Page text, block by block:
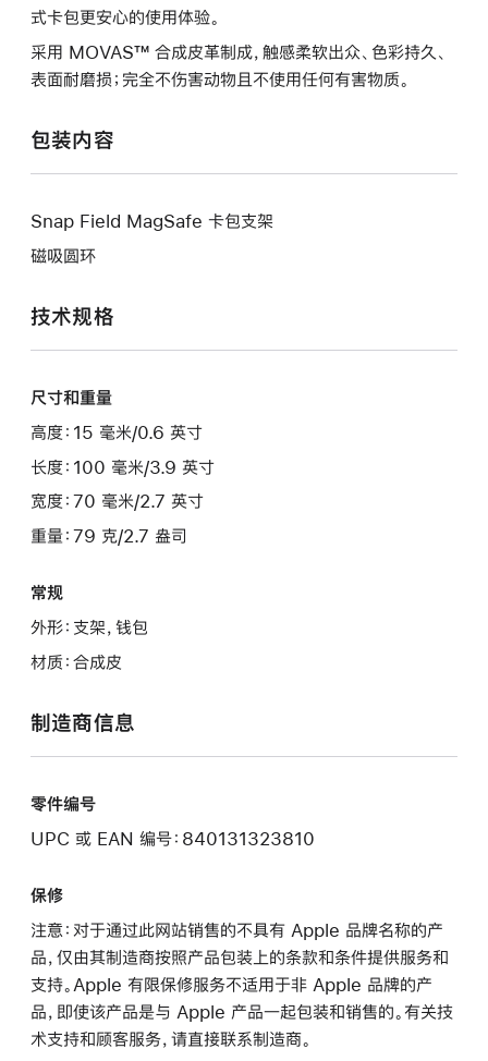
式卡包更安心的使用体验。
采用 MOVAS™ 合成皮革制成，触感柔软出众、色彩持久、
表面耐磨损；完全不伤害动物且不使用任何有害物质。
包装内容
Snap Field MagSafe 卡包支架
磁吸圆环
技术规格
尺寸和重量
高度：15 毫米/0.6 英寸
长度：100 毫米/3.9 英寸
宽度：70 毫米/2.7 英寸
重量：79 克/2.7 盎司
常规
外形：支架，钱包
材质：合成皮
制造商信息
零件编号
UPC 或 EAN 编号：840131323810
保修
注意：对于通过此网站销售的不具有 Apple 品牌名称的产
品，仅由其制造商按照产品包装上的条款和条件提供服务和
支持。Apple 有限保修服务不适用于非 Apple 品牌的产
品，即使该产品是与 Apple 产品一起包装和销售的。有关技
术支持和顾客服务，请直接联系制造商。